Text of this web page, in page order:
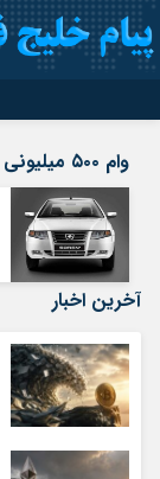
سروش
آپارات
رمز عبور
وام ۵۰۰ میلیونی
آخرین اخبار